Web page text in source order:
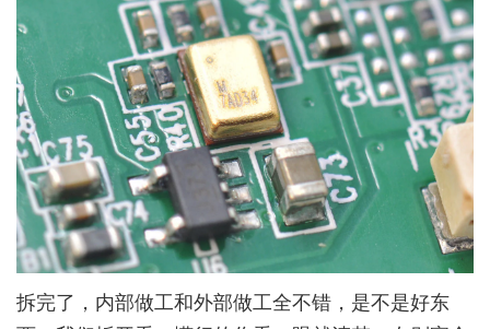
拆完了，内部做工和外部做工全不错，是不是好东